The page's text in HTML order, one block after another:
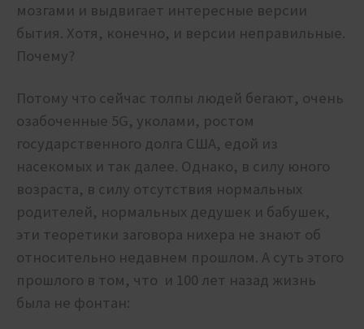
мозгами и выдвигает интересные версии
бытия. Хотя, конечно, и версии неправильные.
Почему?
Потому что сейчас толпы людей бегают, очень
озабоченные 5G, уколами, ростом
государственного долга США, едой из
насекомых и так далее. Однако, в силу юного
возраста, в силу отсутствия нормальных
родителей, нормальных дедушек и бабушек,
эти теоретики заговора нихера не знают об
относительно недавнем прошлом. А суть этого
прошлого в том, что и 100 лет назад жизнь
была не фонтан: